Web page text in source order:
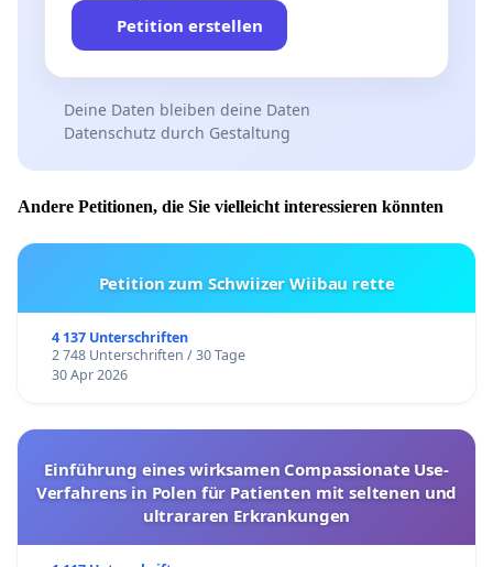
Petition erstellen
Deine Daten bleiben deine Daten
Datenschutz durch Gestaltung
Andere Petitionen, die Sie vielleicht interessieren könnten
Petition zum Schwiizer Wiibau rette
4 137 Unterschriften
2 748 Unterschriften / 30 Tage
30 Apr 2026
Einführung eines wirksamen Compassionate Use-
Verfahrens in Polen für Patienten mit seltenen und
ultrararen Erkrankungen